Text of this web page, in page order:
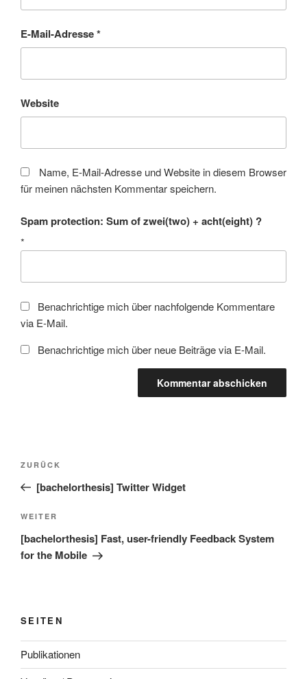
E-Mail-Adresse*
Website
Name, E-Mail-Adresse und Website in diesem Browser
für meinen nächsten Kommentar speichern.
Spam protection: Sum of zwei(two) + acht(eight) ?
*
Benachrichtige mich über nachfolgende Kommentare
via E-Mail.
Benachrichtige mich über neue Beiträge via E-Mail.
Beitragsnavigation
Vorheriger
Beitrag
ZURÜCK
[bachelorthesis] Twitter Widget
Nächster
Beitrag
WEITER
[bachelorthesis] Fast, user-friendly Feedback System
for the Mobile
SEITEN
Publikationen